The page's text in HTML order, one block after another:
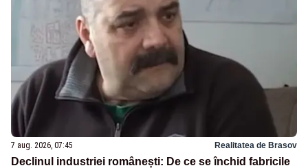
7 aug. 2026, 07:45 Realitatea de Brasov
Declinul industriei românești: De ce se închid fabricile